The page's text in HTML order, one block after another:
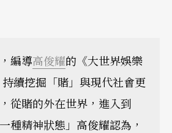
編導高俊耀的《大世界娛樂
續挖掘「賭」與現代社會更
從賭的外在世界，進入到
種精神狀態」高俊耀認為，